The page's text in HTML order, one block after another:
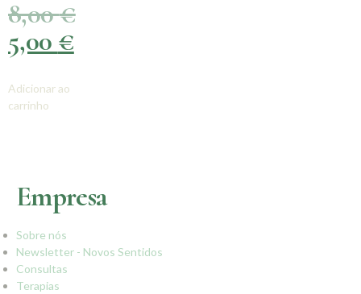
8,00€
5,00 €
Adicionar ao
carrinho
Empresa
Sobre nós
Newsletter - Novos Sentidos
Consultas
Terapias